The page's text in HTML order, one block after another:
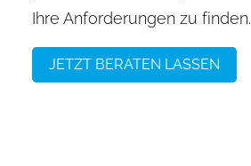
Ihre Anforderungen zu finden.
JETZT BERATEN LASSEN